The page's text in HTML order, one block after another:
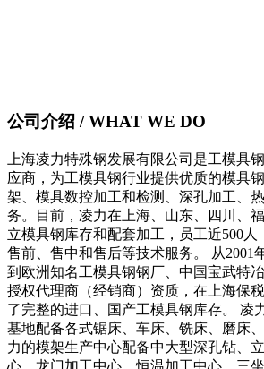
公司介绍 / WHAT WE DO
上海凌力特殊钢发展有限公司是工模具
应商，为工模具钢行业提供优质的模具
架、模具数控加工和检测、深孔加工、
务。目前，凌力在上海、山东、四川、
立模具钢库存和配套加工，员工近500
售前、售中和售后等技术服务。 从2001
到欧洲知名工模具钢钢厂、中国宝武特
授权代理商（经销商）资质，在上海保
了完整的进口、国产工模具钢库存。 凌
基地配备各式锯床、车床、铣床、磨床
力的模架生产中心配备中大型深孔钻、
心、龙门加工中心、恒温加工中心、三